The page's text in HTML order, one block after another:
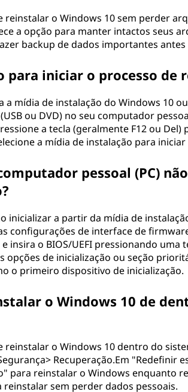
reinstalar o Windows 10 sem perder
a opção para manter intactos seus
backup de dados importantes
para iniciar o processo de
a mídia de instalação do Windows 10
ou DVD) no seu computador
a tecla (geralmente F12 ou Del)
a mídia de instalação para
pessoal (PC)
inicializar a partir da mídia de
configurações de interface de
insira o BIOS/UEFI pressionando uma
opções de inicialização ou seção
o primeiro dispositivo de inicialização.
o Windows 10 de
reinstalar o Windows 10 dentro do
Recuperação.Em "Redefinir
para reinstalar o Windows enquanto
sem perder dados pessoais.